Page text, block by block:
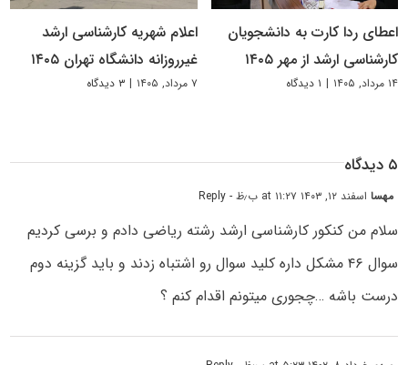
اعطای ردا کارت به دانشجویان
کارشناسی ارشد از مهر ۱۴۰۵
۱۴ مرداد, ۱۴۰۵ | ۱ دیدگاه
اعلام شهریه کارشناسی ارشد
غیرروزانه دانشگاه تهران ۱۴۰۵
۷ مرداد, ۱۴۰۵ | ۳ دیدگاه
۵ دیدگاه
مهسااسفند ۱۲, ۱۴۰۳ at ۱۱:۲۷ ب٫ظ - Reply
سلام من کنکور کارشناسی ارشد رشته ریاضی دادم و برسی کردیم
سوال ۴۶ مشکل داره کلید سوال رو اشتباه زدند و باید گزینه دوم
درست باشه …چجوری میتونم اقدام کنم ؟